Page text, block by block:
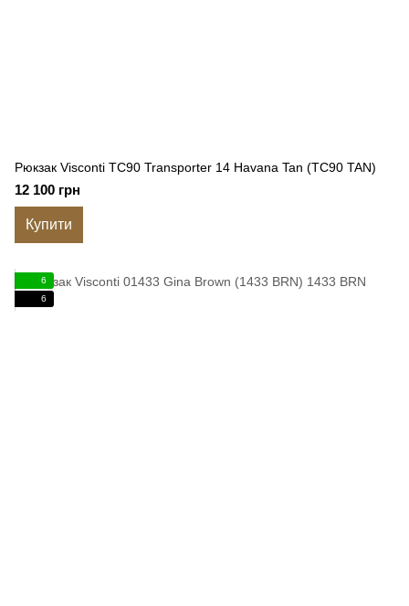
Рюкзак Visconti TC90 Transporter 14 Havana Tan (TC90 TAN)
12 100 грн
Купити
6
6